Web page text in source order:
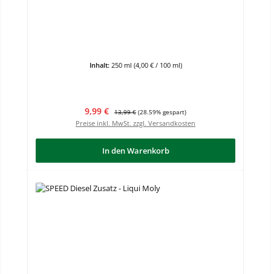
Inhalt: 250 ml (4,00 € / 100 ml)
Verkaufspreis:
9,99 € Regulärer Preis:
13,99 € (28.59% gespart)
Preise inkl. MwSt. zzgl. Versandkosten
In den Warenkorb